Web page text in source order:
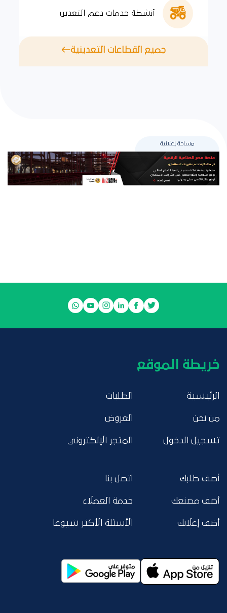
أنشطة خدمات دعم التعدين
جميع القطاعات التعدينية
مساحة إعلانية
خريطة الموقع
الرئيسية
من نحن
تسجيل الدخول
الطلبات
العروض
المتجر الإلكتروني
أضف طلبك
أضف مصنعك
أضف إعلانك
اتصل بنا
خدمة العملاء
الأسئلة الأكثر شيوعا